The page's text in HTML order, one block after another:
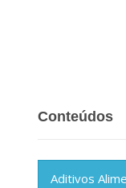
Conteúdos
Aditivos